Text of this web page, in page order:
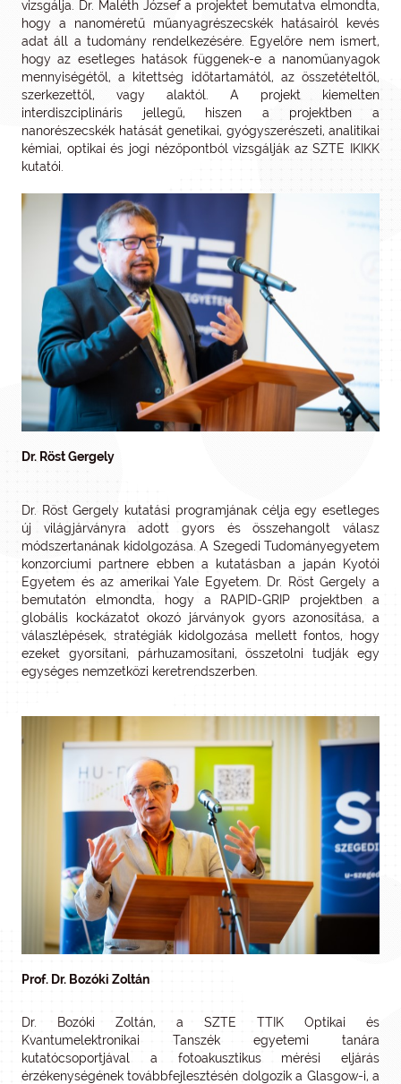
vizsgálja. Dr. Maléth József a projektet bemutatva elmondta,
hogy a nanoméretű műanyagrészecskék hatásairól kevés
adat áll a tudomány rendelkezésére. Egyelőre nem ismert,
hogy az esetleges hatások függenek-e a nanoműanyagok
mennyiségétől, a kitettség időtartamától, az összetételtől,
szerkezettől, vagy alaktól. A projekt kiemelten
interdiszciplináris jellegű, hiszen a projektben a
nanorészecskék hatását genetikai, gyógyszerészeti, analitikai
kémiai, optikai és jogi nézőpontból vizsgálják az SZTE IKIKK
kutatói.
Dr. Röst Gergely
Dr. Röst Gergely kutatási programjának célja egy esetleges
új világjárványra adott gyors és összehangolt válasz
módszertanának kidolgozása. A Szegedi Tudományegyetem
konzorciumi partnere ebben a kutatásban a japán Kyotói
Egyetem és az amerikai Yale Egyetem. Dr. Röst Gergely a
bemutatón elmondta, hogy a RAPID-GRIP projektben a
globális kockázatot okozó járványok gyors azonosítása, a
válaszlépések, stratégiák kidolgozása mellett fontos, hogy
ezeket gyorsítani, párhuzamosítani, összetolni tudják egy
egységes nemzetközi keretrendszerben.
Prof. Dr. Bozóki Zoltán
Dr. Bozóki Zoltán, a SZTE TTIK Optikai és
Kvantumelektronikai Tanszék egyetemi tanára
kutatócsoportjával a fotoakusztikus mérési eljárás
érzékenységének továbbfejlesztésén dolgozik a Glasgow-i, a